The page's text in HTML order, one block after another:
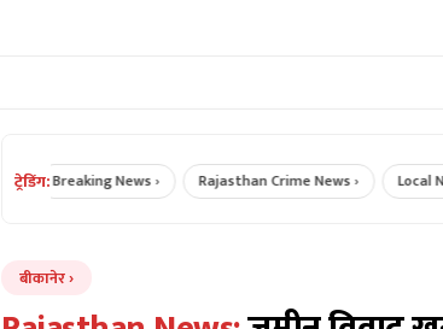
ट्रेडिंग:
Breaking News › Rajasthan Crime News › Local News
बीकानेर